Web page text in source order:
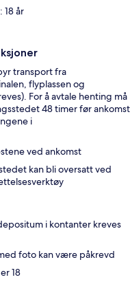
18 år
transport fra
flyplassen og
For å avtale henting må
48 timer før ankomst
i
ved ankomst
kan bli oversatt ved
i kontanter kreves
foto kan være påkrevd
18